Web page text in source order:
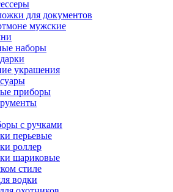
для документов
мужские
наборы
украшения
приборы
с ручками
перьевые
роллер
шариковые
стиле
водки